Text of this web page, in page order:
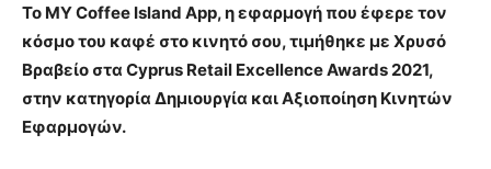
Το ΜY Coffee Island App, η εφαρμογή που έφερε τον
κόσμο του καφέ στο κινητό σου, τιμήθηκε με Χρυσό
Βραβείο στα Cyprus Retail Excellence Awards 2021,
στην κατηγορία Δημιουργία και Αξιοποίηση Κινητών
Εφαρμογών.